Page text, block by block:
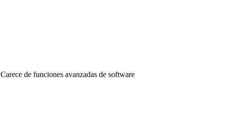
Carece de funciones avanzadas de software